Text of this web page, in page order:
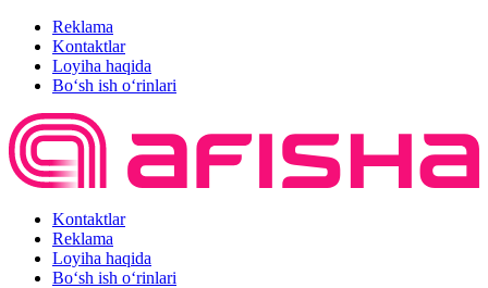
Reklama
Kontaktlar
Loyiha haqida
Bo‘sh ish o‘rinlari
Kontaktlar
Reklama
Loyiha haqida
Bo‘sh ish o‘rinlari